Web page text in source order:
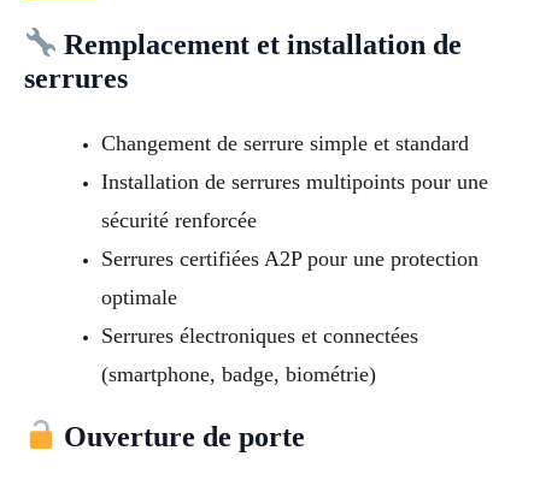
Remplacement et installation de
serrures
Changement de serrure simple et standard
Installation de serrures multipoints pour une
sécurité renforcée
Serrures certifiées A2P pour une protection
optimale
Serrures électroniques et connectées
(smartphone, badge, biométrie)
Ouverture de porte